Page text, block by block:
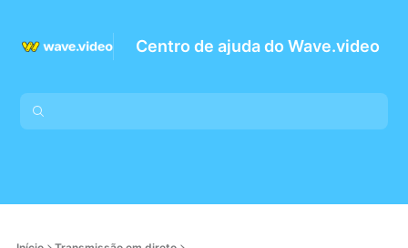
Centro de ajuda do Wave.video